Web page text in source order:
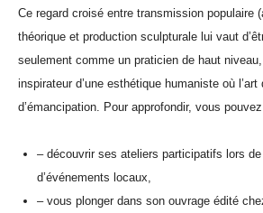
Ce regard croisé entre transmission populaire
théorique et production sculpturale lui vaut
seulement comme un praticien de haut
inspirateur d’une esthétique humaniste où
d’émancipation. Pour approfondir, vous
– découvrir ses ateliers participatifs lors
d’événements locaux,
– vous plonger dans son ouvrage édité